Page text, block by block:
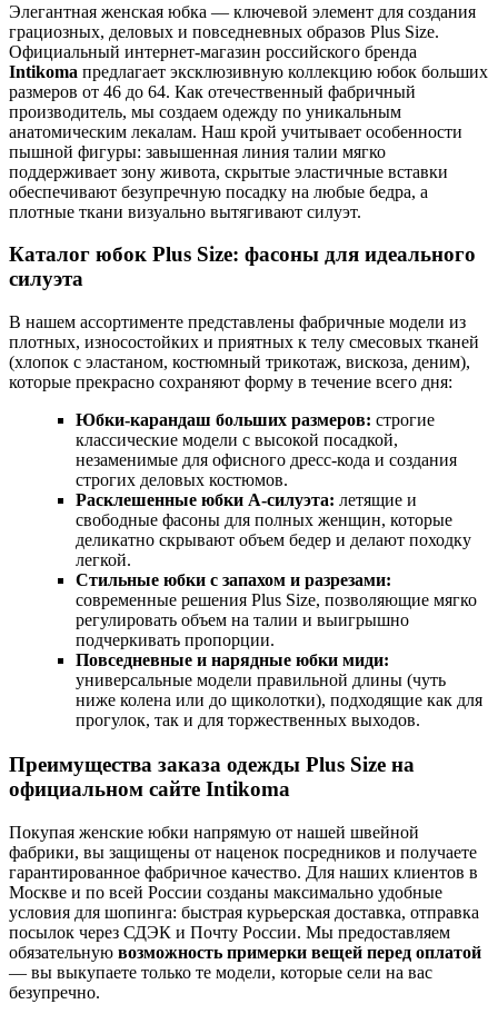
Элегантная женская юбка — ключевой элемент для создания
грациозных, деловых и повседневных образов Plus Size.
Официальный интернет-магазин российского бренда
Intikoma предлагает эксклюзивную коллекцию юбок больших
размеров от 46 до 64. Как отечественный фабричный
производитель, мы создаем одежду по уникальным
анатомическим лекалам. Наш крой учитывает особенности
пышной фигуры: завышенная линия талии мягко
поддерживает зону живота, скрытые эластичные вставки
обеспечивают безупречную посадку на любые бедра, а
плотные ткани визуально вытягивают силуэт.
Каталог юбок Plus Size: фасоны для идеального
силуэта
В нашем ассортименте представлены фабричные модели из
плотных, износостойких и приятных к телу смесовых тканей
(хлопок с эластаном, костюмный трикотаж, вискоза, деним),
которые прекрасно сохраняют форму в течение всего дня:
Юбки-карандаш больших размеров: строгие
классические модели с высокой посадкой,
незаменимые для офисного дресс-кода и создания
строгих деловых костюмов.
Расклешенные юбки А-силуэта: летящие и
свободные фасоны для полных женщин, которые
деликатно скрывают объем бедер и делают походку
легкой.
Стильные юбки с запахом и разрезами:
современные решения Plus Size, позволяющие мягко
регулировать объем на талии и выигрышно
подчеркивать пропорции.
Повседневные и нарядные юбки миди:
универсальные модели правильной длины (чуть
ниже колена или до щиколотки), подходящие как для
прогулок, так и для торжественных выходов.
Преимущества заказа одежды Plus Size на
официальном сайте Intikoma
Покупая женские юбки напрямую от нашей швейной
фабрики, вы защищены от наценок посредников и получаете
гарантированное фабричное качество. Для наших клиентов в
Москве и по всей России созданы максимально удобные
условия для шопинга: быстрая курьерская доставка, отправка
посылок через СДЭК и Почту России. Мы предоставляем
обязательную возможность примерки вещей перед оплатой
— вы выкупаете только те модели, которые сели на вас
безупречно.